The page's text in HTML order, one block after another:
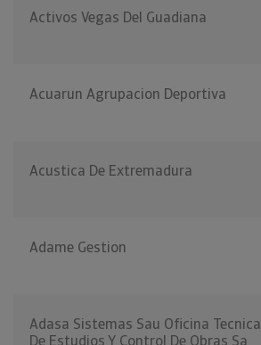
Activos Vegas Del Guadiana
Acuarun Agrupacion Deportiva
Acustica De Extremadura
Adame Gestion
Adasa Sistemas Sau Oficina Tecnica
De Estudios Y Control De Obras Sa